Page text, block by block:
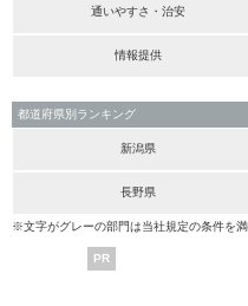
通いやすさ・治安
情報提供
都道府県別ランキング
新潟県
長野県
※文字がグレーの部門は当社規定の条件を
PR